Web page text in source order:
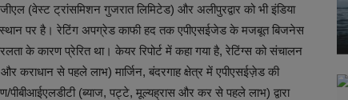
(वेस्ट ट्रांसमिशन गुजरात लिमिटेड) और अलीपुरद्वार को भी इंडिया
स्थान पर है। रेटिंग अपग्रेड काफी हद तक एपीएसईजेड के मजबूत बिजनेस
के कारण प्रेरित था। केयर रिपोर्ट में कहा गया है, रेटिंग्स को संचालन
कराधान से पहले लाभ) मार्जिन, बंदरगाह क्षेत्र में एपीएसईज़ेड की
(ब्याज, पट्टे, मूल्यह्रास और कर से पहले लाभ) द्वारा